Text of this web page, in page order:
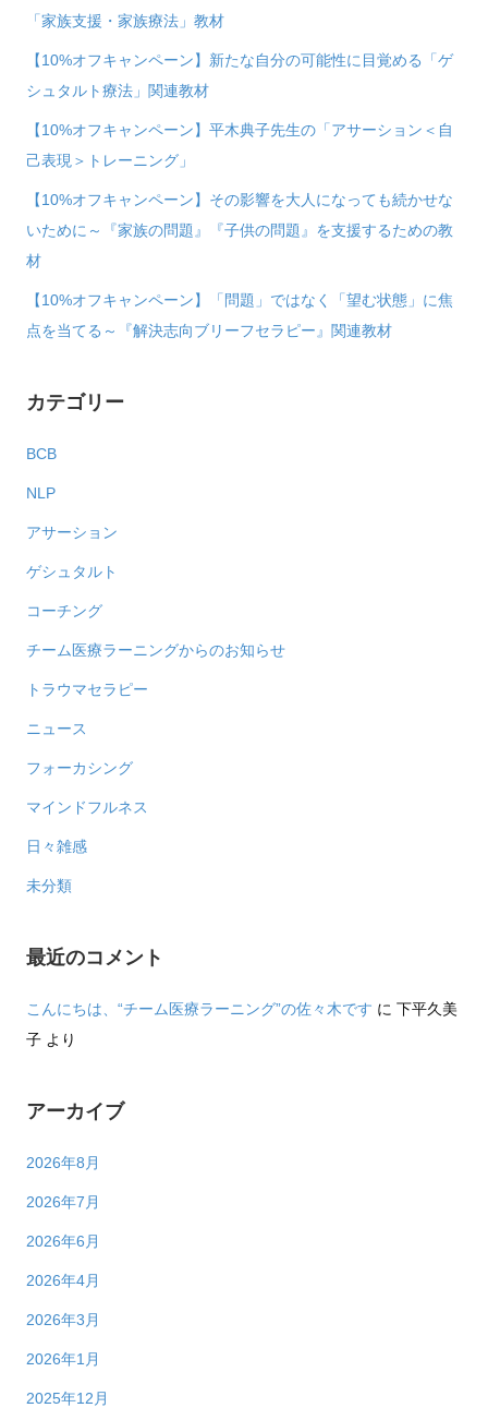
「家族支援・家族療法」教材
【10%オフキャンペーン】新たな自分の可能性に目覚める「ゲ
シュタルト療法」関連教材
【10%オフキャンペーン】平木典子先生の「アサーション＜自
己表現＞トレーニング」
【10%オフキャンペーン】その影響を大人になっても続かせな
いために～『家族の問題』『子供の問題』を支援するための教
材
【10%オフキャンペーン】「問題」ではなく「望む状態」に焦
点を当てる～『解決志向ブリーフセラピー』関連教材
カテゴリー
BCB
NLP
アサーション
ゲシュタルト
コーチング
チーム医療ラーニングからのお知らせ
トラウマセラピー
ニュース
フォーカシング
マインドフルネス
日々雑感
未分類
最近のコメント
こんにちは、“チーム医療ラーニング”の佐々木です に 下平久美
子 より
アーカイブ
2026年8月
2026年7月
2026年6月
2026年4月
2026年3月
2026年1月
2025年12月